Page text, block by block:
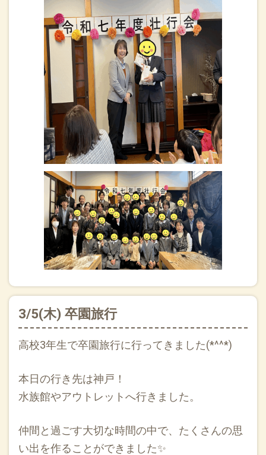
3/5(木) 卒園旅行
高校3年生で卒園旅行に行ってきました(*^^*)
本日の行き先は神戸！
水族館やアウトレットへ行きました。
仲間と過ごす大切な時間の中で、たくさんの思
い出を作ることができました✨